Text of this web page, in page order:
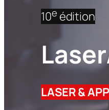
10e édition
LASER &